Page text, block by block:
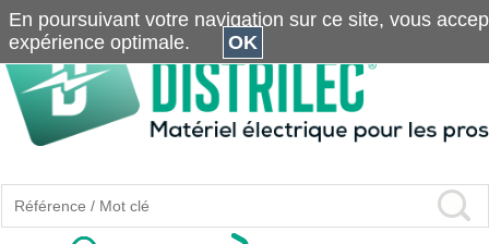
En poursuivant votre navigation sur ce site, vous
expérience optimale.
OK